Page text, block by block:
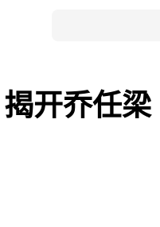
开乔任梁